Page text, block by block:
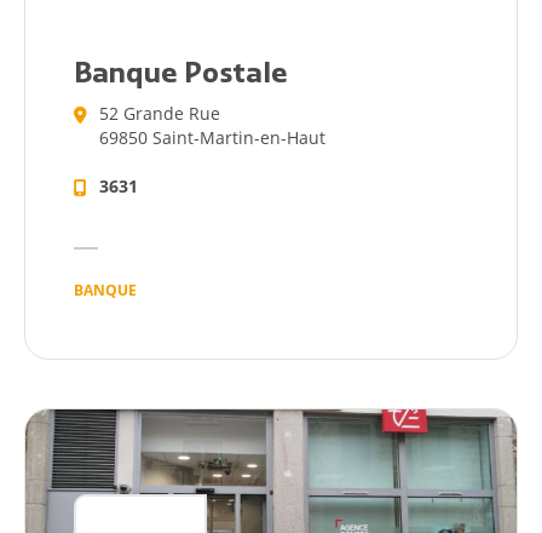
Banque Postale
52 Grande Rue
69850 Saint-Martin-en-Haut
3631
BANQUE